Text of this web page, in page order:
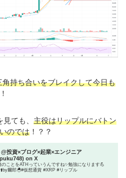
角持ち合いをブレイクして今日も
ても、 主役はリップルにバトン
のでは ！？？
@投資×ブログ×起業×エンジニア
on X
のことをATHっていうんですね✨勉強になります💪
爾郎🐣#仮想通貨 #XRP #リップル